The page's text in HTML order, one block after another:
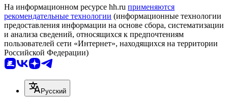
На информационном ресурсе hh.ru применяются
рекомендательные технологии (информационные технологии
предоставления информации на основе сбора, систематизации
и анализа сведений, относящихся к предпочтениям
пользователей сети «Интернет», находящихся на территории
Российской Федерации)
Русский